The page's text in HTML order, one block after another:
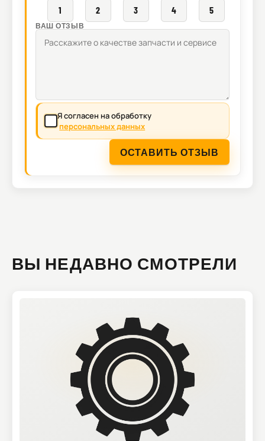
1 2 3 4 5
ВАШ ОТЗЫВ
Я согласен на обработку
персональных данных
ОСТАВИТЬ ОТЗЫВ
ВЫ НЕДАВНО СМОТРЕЛИ